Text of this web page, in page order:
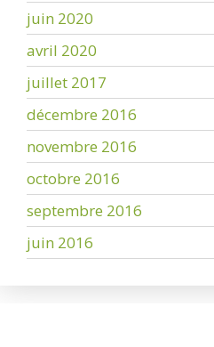
juin 2020
avril 2020
juillet 2017
décembre 2016
novembre 2016
octobre 2016
septembre 2016
juin 2016